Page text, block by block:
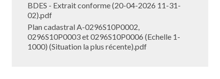
BDES - Extrait conforme (20-04-2026 11-31-
02).pdf
Plan cadastral A-0296S10P0002,
0296S10P0003 et 0296S10P0006 (Echelle 1-
1000) (Situation la plus récente).pdf